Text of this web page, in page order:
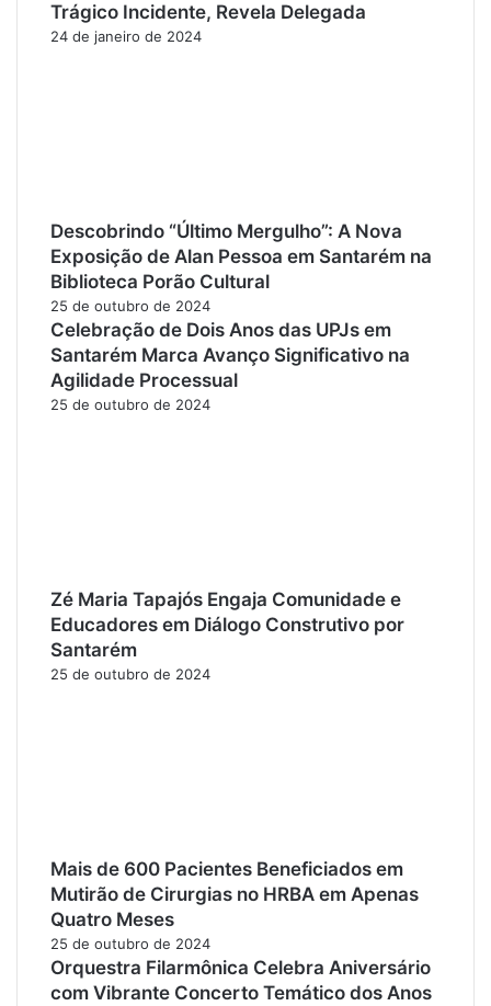
Trágico Incidente, Revela Delegada
24 de janeiro de 2024
Descobrindo “Último Mergulho”: A Nova
Exposição de Alan Pessoa em Santarém na
Biblioteca Porão Cultural
25 de outubro de 2024
Celebração de Dois Anos das UPJs em
Santarém Marca Avanço Significativo na
Agilidade Processual
25 de outubro de 2024
Zé Maria Tapajós Engaja Comunidade e
Educadores em Diálogo Construtivo por
Santarém
25 de outubro de 2024
Mais de 600 Pacientes Beneficiados em
Mutirão de Cirurgias no HRBA em Apenas
Quatro Meses
25 de outubro de 2024
Orquestra Filarmônica Celebra Aniversário
com Vibrante Concerto Temático dos Anos